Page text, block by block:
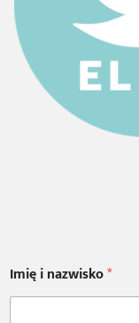
Imię i nazwisko*